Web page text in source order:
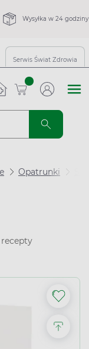
Wysyłka w 24 godziny
Serwis Świat Zdrowia
sztuk
Opatrunki